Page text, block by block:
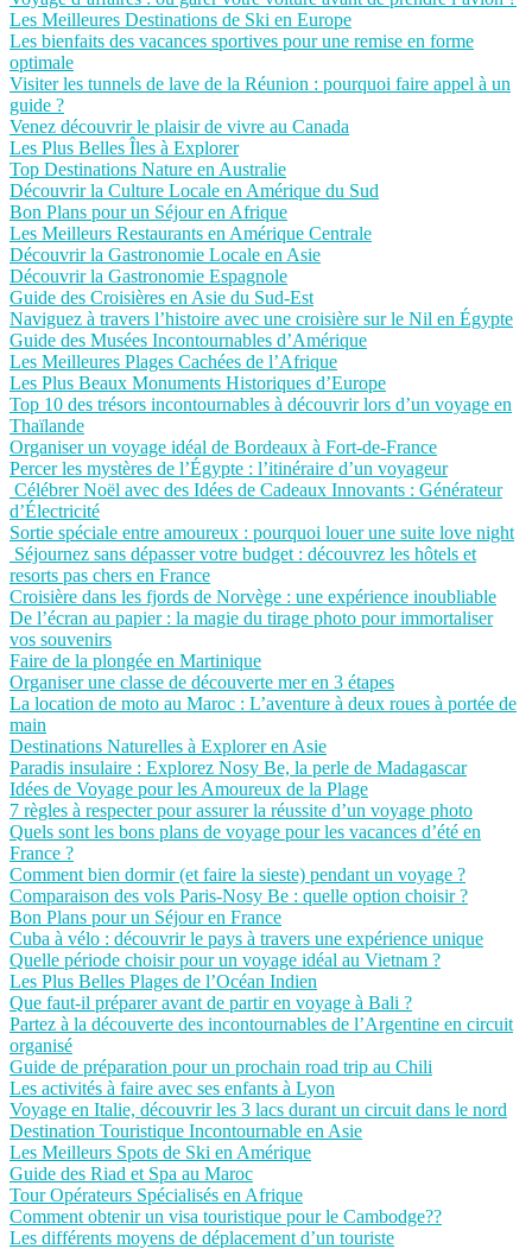
Les Meilleures Destinations de Ski en Europe
Les bienfaits des vacances sportives pour une remise en forme
optimale
Visiter les tunnels de lave de la Réunion : pourquoi faire appel à un
guide ?
Venez découvrir le plaisir de vivre au Canada
Les Plus Belles Îles à Explorer
Top Destinations Nature en Australie
Découvrir la Culture Locale en Amérique du Sud
Bon Plans pour un Séjour en Afrique
Les Meilleurs Restaurants en Amérique Centrale
Découvrir la Gastronomie Locale en Asie
Découvrir la Gastronomie Espagnole
Guide des Croisières en Asie du Sud-Est
Naviguez à travers l’histoire avec une croisière sur le Nil en Égypte
Guide des Musées Incontournables d’Amérique
Les Meilleures Plages Cachées de l’Afrique
Les Plus Beaux Monuments Historiques d’Europe
Top 10 des trésors incontournables à découvrir lors d’un voyage en
Thaïlande
Organiser un voyage idéal de Bordeaux à Fort-de-France
Percer les mystères de l’Égypte : l’itinéraire d’un voyageur
Célébrer Noël avec des Idées de Cadeaux Innovants : Générateur
d’Électricité
Sortie spéciale entre amoureux : pourquoi louer une suite love night
Séjournez sans dépasser votre budget : découvrez les hôtels et
resorts pas chers en France
Croisière dans les fjords de Norvège : une expérience inoubliable
De l’écran au papier : la magie du tirage photo pour immortaliser
vos souvenirs
Faire de la plongée en Martinique
Organiser une classe de découverte mer en 3 étapes
La location de moto au Maroc : L’aventure à deux roues à portée de
main
Destinations Naturelles à Explorer en Asie
Paradis insulaire : Explorez Nosy Be, la perle de Madagascar
Idées de Voyage pour les Amoureux de la Plage
7 règles à respecter pour assurer la réussite d’un voyage photo
Quels sont les bons plans de voyage pour les vacances d’été en
France ?
Comment bien dormir (et faire la sieste) pendant un voyage ?
Comparaison des vols Paris-Nosy Be : quelle option choisir ?
Bon Plans pour un Séjour en France
Cuba à vélo : découvrir le pays à travers une expérience unique
Quelle période choisir pour un voyage idéal au Vietnam ?
Les Plus Belles Plages de l’Océan Indien
Que faut-il préparer avant de partir en voyage à Bali ?
Partez à la découverte des incontournables de l’Argentine en circuit
organisé
Guide de préparation pour un prochain road trip au Chili
Les activités à faire avec ses enfants à Lyon
Voyage en Italie, découvrir les 3 lacs durant un circuit dans le nord
Destination Touristique Incontournable en Asie
Les Meilleurs Spots de Ski en Amérique
Guide des Riad et Spa au Maroc
Tour Opérateurs Spécialisés en Afrique
Comment obtenir un visa touristique pour le Cambodge??
Les différents moyens de déplacement d’un touriste